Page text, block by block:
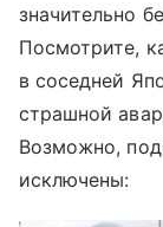
значительно
Посмотрите,
в соседней
страшной
Возможно,
исключены: